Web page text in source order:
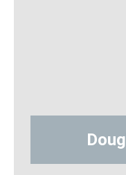
schutting